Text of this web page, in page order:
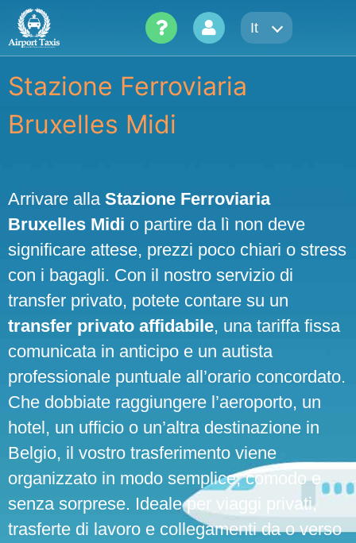
Skip
content
It
Stazione Ferroviaria
Bruxelles Midi
Arrivare alla Stazione Ferroviaria
Bruxelles Midi o partire da lì non deve
significare attese, prezzi poco chiari o stress
con i bagagli. Con il nostro servizio di
transfer privato, potete contare su un
transfer privato affidabile, una tariffa fissa
comunicata in anticipo e un autista
professionale puntuale all’orario concordato.
Che dobbiate raggiungere l’aeroporto, un
hotel, un ufficio o un’altra destinazione in
Belgio, il vostro trasferimento viene
organizzato in modo semplice, comodo e
senza sorprese. Ideale per viaggi privati,
trasferte di lavoro e collegamenti da o verso